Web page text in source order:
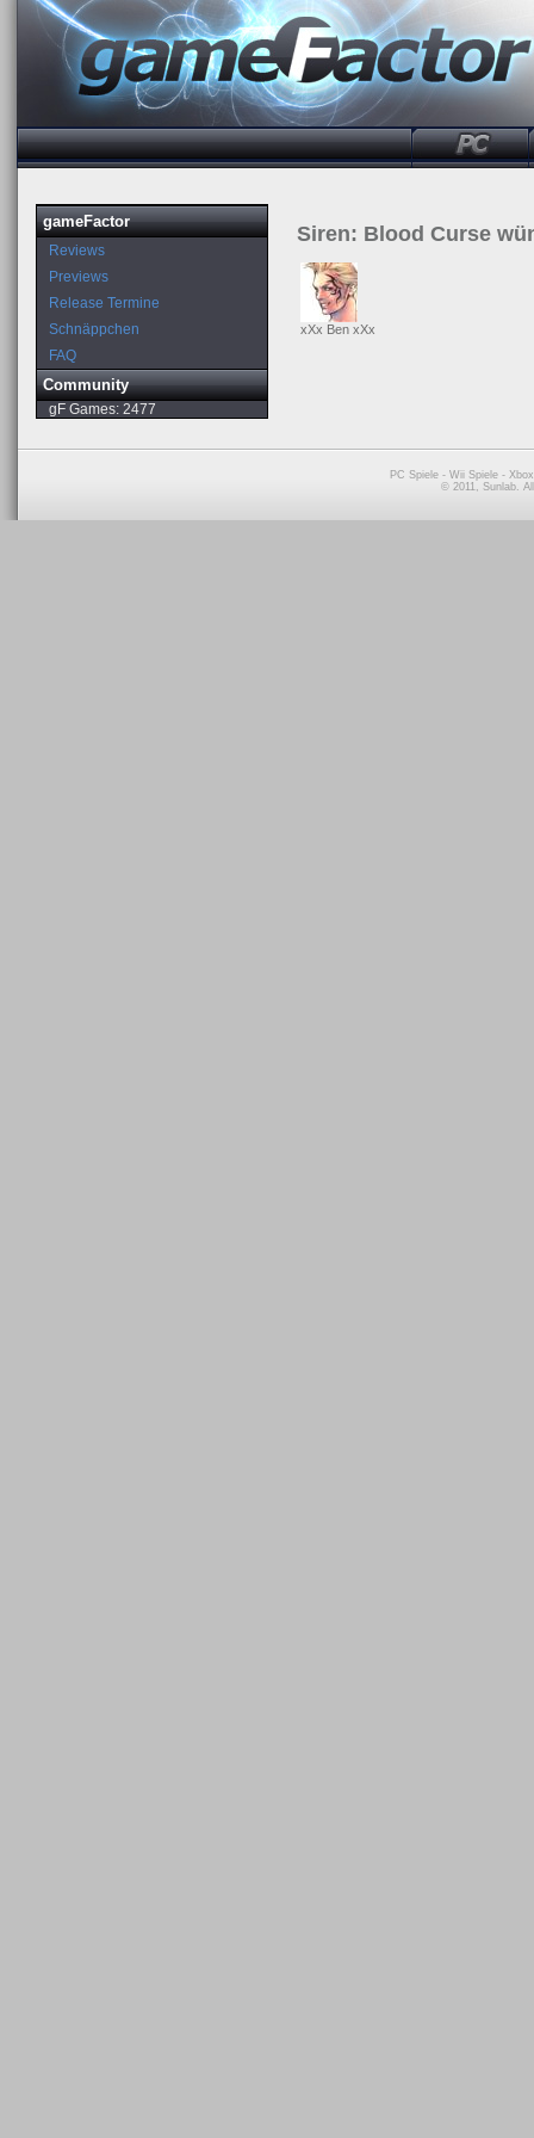
Siren: Blood Curse
xXx Ben xXx
gameFactor
Reviews
Previews
Release Termine
Schnäppchen
FAQ
Community
gF Games: 2477
PC Spiele -Wii Spiele -
© 2011, Sunlab.